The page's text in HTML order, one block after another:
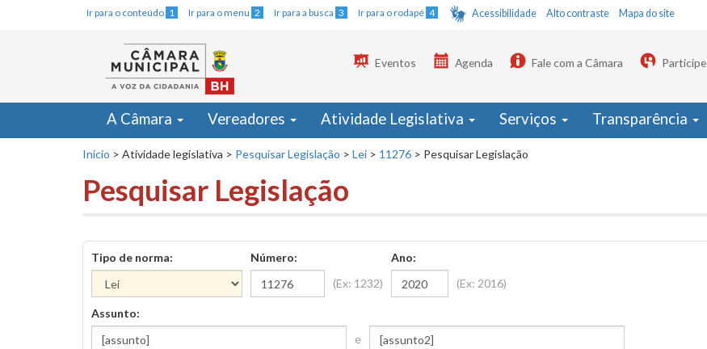
Ir para o conteúdo 1 Ir para o menu 2 Ir para a busca 3 Ir para o rodapé 4 Acessibilidade Alto contraste Mapa do site
Eventos Agenda Fale com a Câmara Participe
A Câmara Vereadores Atividade Legislativa Serviços Transparência
Início > Atividade legislativa > Pesquisar Legislação > Lei > 11276 > Pesquisar Legislação
Pesquisar Legislação
Tipo de norma:
Número:
(Ex: 1232)
Ano:
(Ex: 2016)
Assunto:
e